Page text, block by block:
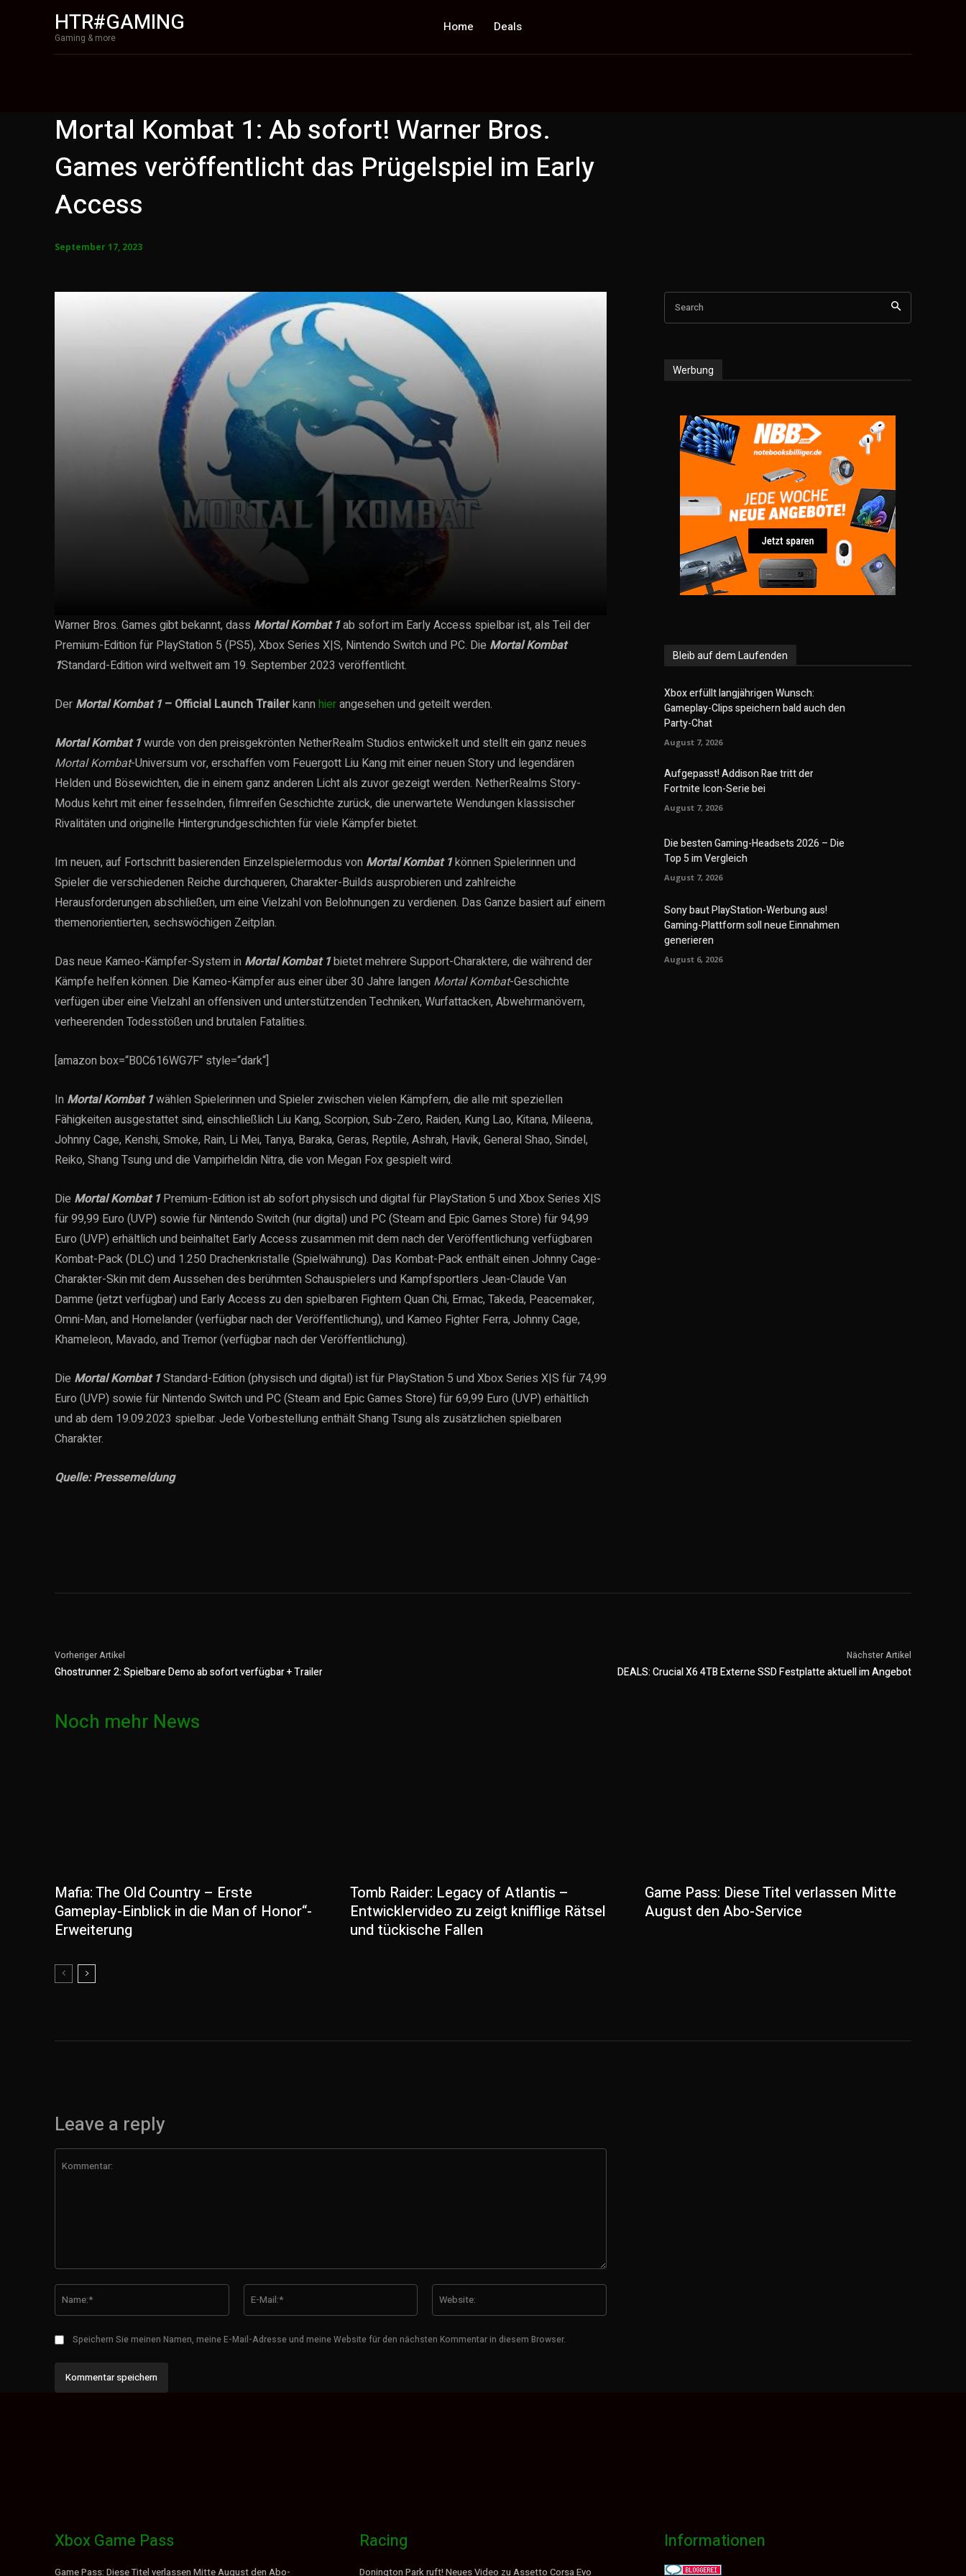
HTR#GAMING
Gaming & more
Home Deals
Mortal Kombat 1: Ab sofort! Warner Bros.
Games veröffentlicht das Prügelspiel im Early
Access
September 17, 2023
Warner Bros. Games gibt bekannt, dass Mortal Kombat 1ab sofort im Early Access spielbar ist, als Teil der
Premium-Edition für PlayStation 5 (PS5), Xbox Series X|S, Nintendo Switch und PC. Die Mortal Kombat
1Standard-Edition wird weltweit am 19. September 2023 veröffentlicht.
Der Mortal Kombat 1– Official Launch Trailerkann hierangesehen und geteilt werden.
Mortal Kombat 1wurde von den preisgekrönten NetherRealm Studios entwickelt und stellt ein ganz neues
Mortal Kombat-Universum vor, erschaffen vom Feuergott Liu Kang mit einer neuen Story und legendären
Helden und Bösewichten, die in einem ganz anderen Licht als zuvor gezeigt werden. NetherRealms Story-
Modus kehrt mit einer fesselnden, filmreifen Geschichte zurück, die unerwartete Wendungen klassischer
Rivalitäten und originelle Hintergrundgeschichten für viele Kämpfer bietet.
Im neuen, auf Fortschritt basierenden Einzelspielermodus von Mortal Kombat 1können Spielerinnen und
Spieler die verschiedenen Reiche durchqueren, Charakter-Builds ausprobieren und zahlreiche
Herausforderungen abschließen, um eine Vielzahl von Belohnungen zu verdienen. Das Ganze basiert auf einem
themenorientierten, sechswöchigen Zeitplan.
Das neue Kameo-Kämpfer-System in Mortal Kombat 1bietet mehrere Support-Charaktere, die während der
Kämpfe helfen können. Die Kameo-Kämpfer aus einer über 30 Jahre langen Mortal Kombat-Geschichte
verfügen über eine Vielzahl an offensiven und unterstützenden Techniken, Wurfattacken, Abwehrmanövern,
verheerenden Todesstößen und brutalen Fatalities.
[amazon box=“B0C616WG7F“ style=“dark“]
In Mortal Kombat 1wählen Spielerinnen und Spieler zwischen vielen Kämpfern, die alle mit speziellen
Fähigkeiten ausgestattet sind, einschließlich Liu Kang, Scorpion, Sub-Zero, Raiden, Kung Lao, Kitana, Mileena,
Johnny Cage, Kenshi, Smoke, Rain, Li Mei, Tanya, Baraka, Geras, Reptile, Ashrah, Havik, General Shao, Sindel,
Reiko, Shang Tsung und die Vampirheldin Nitra, die von Megan Fox gespielt wird.
Die Mortal Kombat 1Premium-Edition ist ab sofort physisch und digital für PlayStation 5 und Xbox Series X|S
für 99,99 Euro (UVP) sowie für Nintendo Switch (nur digital) und PC (Steam and Epic Games Store) für 94,99
Euro (UVP) erhältlich und beinhaltet Early Access zusammen mit dem nach der Veröffentlichung verfügbaren
Kombat-Pack (DLC) und 1.250 Drachenkristalle (Spielwährung). Das Kombat-Pack enthält einen Johnny Cage-
Charakter-Skin mit dem Aussehen des berühmten Schauspielers und Kampfsportlers Jean-Claude Van
Damme (jetzt verfügbar) und Early Access zu den spielbaren Fightern Quan Chi, Ermac, Takeda, Peacemaker,
Omni-Man, and Homelander (verfügbar nach der Veröffentlichung), und Kameo Fighter Ferra, Johnny Cage,
Khameleon, Mavado, and Tremor (verfügbar nach der Veröffentlichung).
Die Mortal Kombat 1Standard-Edition (physisch und digital) ist für PlayStation 5 und Xbox Series X|S für 74,99
Euro (UVP) sowie für Nintendo Switch und PC (Steam and Epic Games Store) für 69,99 Euro (UVP) erhältlich
und ab dem 19.09.2023 spielbar. Jede Vorbestellung enthält Shang Tsung als zusätzlichen spielbaren
Charakter.
Quelle: Pressemeldung
Search
Werbung
Bleib auf dem Laufenden
Xbox erfüllt langjährigen Wunsch:
Gameplay-Clips speichern bald auch den
Party-Chat
August 7, 2026
Aufgepasst! Addison Rae tritt der
Fortnite Icon-Serie bei
August 7, 2026
Die besten Gaming-Headsets 2026 – Die
Top 5 im Vergleich
August 7, 2026
Sony baut PlayStation-Werbung aus!
Gaming-Plattform soll neue Einnahmen
generieren
August 6, 2026
Vorheriger Artikel
Ghostrunner 2: Spielbare Demo ab sofort verfügbar + Trailer
Nächster Artikel
DEALS: Crucial X6 4TB Externe SSD Festplatte aktuell im Angebot
Noch mehr News
Mafia: The Old Country – Erste
Gameplay-Einblick in die Man of Honor“-
Erweiterung
Tomb Raider: Legacy of Atlantis –
Entwicklervideo zu zeigt knifflige Rätsel
und tückische Fallen
Game Pass: Diese Titel verlassen Mitte
August den Abo-Service
Leave a reply
Mail:*
Speichern Sie meinen Namen, meine E-Mail-Adresse und meine Website für den nächsten Kommentar in diesem Browser.
Xbox Game Pass
Game Pass: Diese Titel verlassen Mitte August den Abo-
Racing
Donington Park ruft! Neues Video zu Assetto Corsa Evo
Informationen